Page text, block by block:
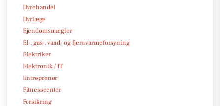
Dyrehandel
Dyrlæge
Ejendomsmægler
El-, gas-, vand- og fjernvarmeforsyning
Elektriker
Elektronik / IT
Entreprenør
Fitnesscenter
Forsikring